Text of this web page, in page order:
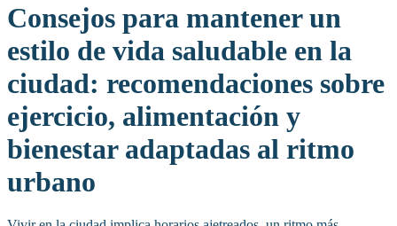
Consejos para mantener un
estilo de vida saludable en la
ciudad: recomendaciones sobre
ejercicio, alimentación y
bienestar adaptadas al ritmo
urbano